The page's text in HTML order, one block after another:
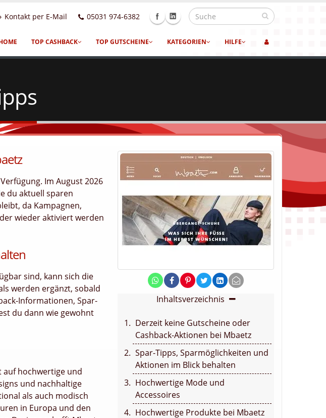
Kontakt per E-Mail 05031 974-6382
TOP CASHBACK TOP GUTSCHEINE KATEGORIEN HILFE
Inhaltsverzeichnis
Derzeit keine Gutscheine oder
Cashback-Aktionen bei Mbaetz
Spar-Tipps, Sparmöglichkeiten und
Aktionen im Blick behalten
Hochwertige Mode und
Accessoires
Hochwertige Produkte bei Mbaetz
Im August 2026
du aktuell sparen
da Kampagnen,
wieder aktiviert werden
sind, kann sich die
werden ergänzt, sobald
Informationen, Spar-
du dann wie gewohnt
auf hochwertige und
und nachhaltige
als auch modisch
in Europa und den